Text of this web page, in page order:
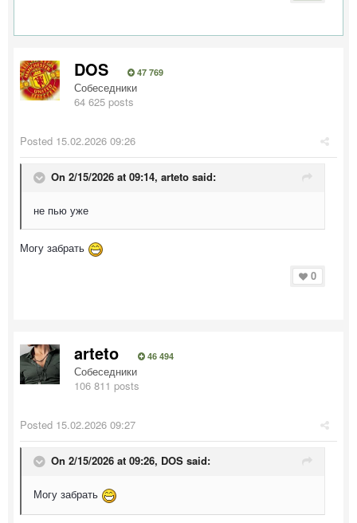
DOS 47 769
Собеседники
64 625 posts
Posted 15.02.2026 09:26
On 2/15/2026 at 09:14, arteto said:
не пью уже
Могу забрать
0
arteto 46 494
Собеседники
106 811 posts
Posted 15.02.2026 09:27
On 2/15/2026 at 09:26, DOS said:
Могу забрать